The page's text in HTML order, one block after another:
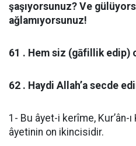
şaşıyorsunuz? Ve
ağlamıyorsunuz!
61 . Hem siz (gāfillik edip)
62 . Haydi Allah’a secde
1- Bu âyet-i kerîme, Kur’ân-
âyetinin on ikincisidir.